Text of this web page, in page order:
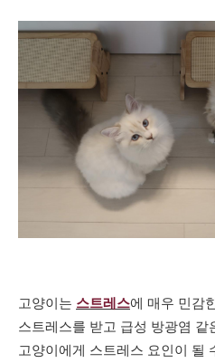
고양이는 스트레스에 매우 민감
스트레스를 받고 급성 방광염 같
고양이에게 스트레스 요인이 될